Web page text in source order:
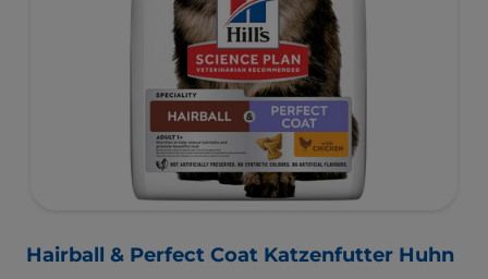
Hairball & Perfect Coat Katzenfutter Huhn